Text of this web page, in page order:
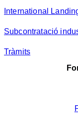
International
Subcontratació
Tràmits